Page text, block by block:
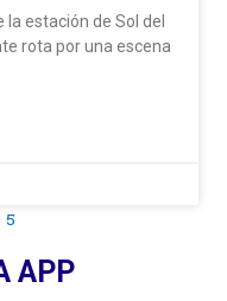
la estación de Sol del
rota por una escena
5
APP